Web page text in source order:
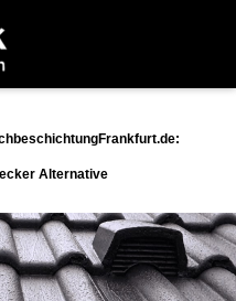
Alternative